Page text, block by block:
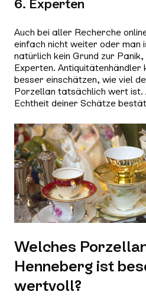
6. Experten
Auch bei aller Recherche
einfach nicht weiter oder
natürlich kein Grund zur
Experten. Antiquitätenhändler
besser einschätzen, wie viel
Porzellan tatsächlich wert ist.
Echtheit deiner Schätze
Welches
Henneberg ist
wertvoll?